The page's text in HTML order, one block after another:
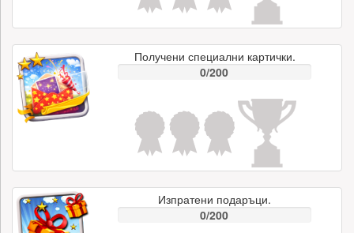
Получени специални картички.
0/200
Изпратени подаръци.
0/200